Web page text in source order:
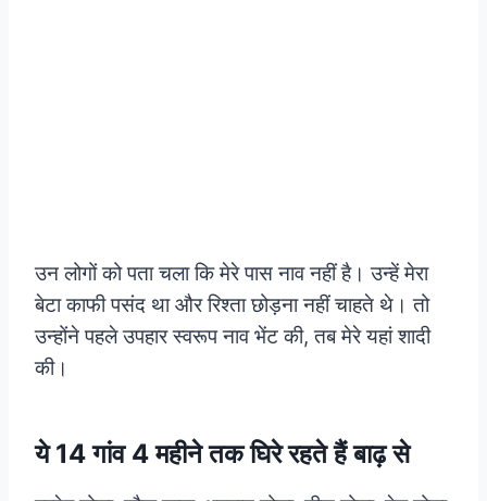
उन लोगों को पता चला कि मेरे पास नाव नहीं है। उन्हें मेरा
बेटा काफी पसंद था और रिश्ता छोड़ना नहीं चाहते थे। तो
उन्होंने पहले उपहार स्वरूप नाव भेंट की, तब मेरे यहां शादी
की।
ये 14 गांव 4 महीने तक घिरे रहते हैं बाढ़ से